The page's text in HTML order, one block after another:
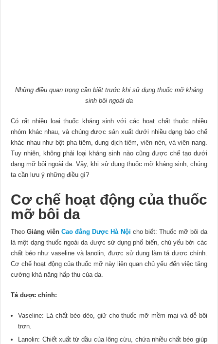
Những điều quan trọng cần biết trước khi sử dụng thuốc mỡ kháng
sinh bôi ngoài da
Có rất nhiều loại thuốc kháng sinh với các hoạt chất thuộc nhiều
nhóm khác nhau, và chúng được sản xuất dưới nhiều dạng bào chế
khác nhau như bột pha tiêm, dung dịch tiêm, viên nén, và viên nang.
Tuy nhiên, không phải loại kháng sinh nào cũng được chế tạo dưới
dạng mỡ bôi ngoài da. Vậy, khi sử dụng thuốc mỡ kháng sinh, chúng
ta cần lưu ý những điều gì?
Cơ chế hoạt động của thuốc
mỡ bôi da
TheoGiảng viênCao đẳng Dược Hà Nội cho biết: Thuốc mỡ bôi da
là một dạng thuốc ngoài da được sử dụng phổ biến, chủ yếu bởi các
chất béo như vaseline và lanolin, được sử dụng làm tá dược chính.
Cơ chế hoạt động của thuốc mỡ này liên quan chủ yếu đến việc tăng
cường khả năng hấp thu của da.
Tá dược chính:
Vaseline: Là chất béo dẻo, giữ cho thuốc mỡ mềm mại và dễ bôi
trơn.
Lanolin: Chiết xuất từ dầu của lông cừu, chứa nhiều chất béo giúp